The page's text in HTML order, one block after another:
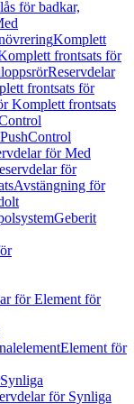
för badkar,
Komplett
frontsats för
Reservdelar
frontsats för
Komplett frontsats
för Med
för
Avstängning för
Geberit
för Element för
Element för
Synliga
för Synliga